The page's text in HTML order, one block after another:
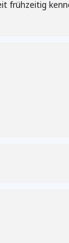
frühzeitig